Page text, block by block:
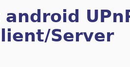
Server